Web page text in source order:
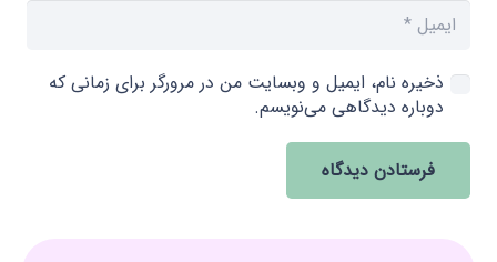
ذخیره نام، ایمیل و وبسایت من در مرورگر برای زمانی که
دوباره دیدگاهی می‌نویسم.
فرستادن دیدگاه